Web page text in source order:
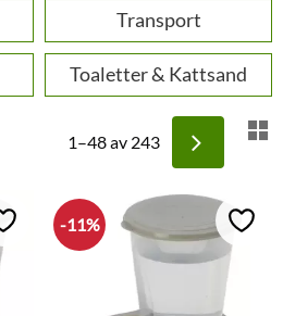
Transport
Toaletter & Kattsand
1–48av 243
Lägg till i favoriter
11% Lägg